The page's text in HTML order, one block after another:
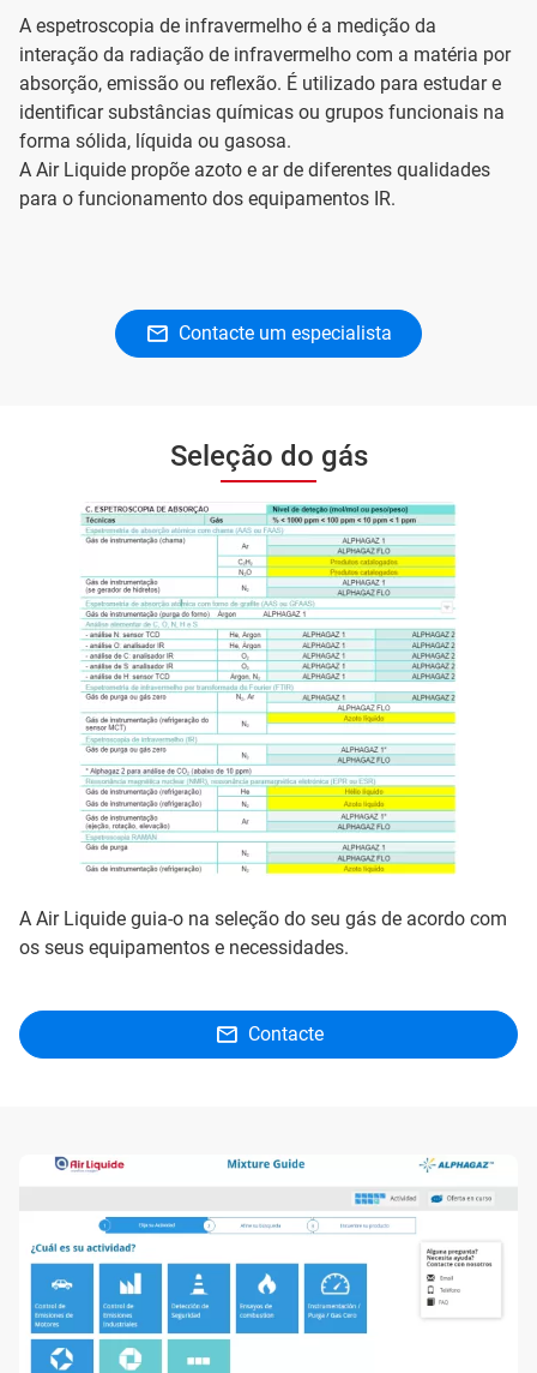
A espetroscopia de infravermelho é a medição da
interação da radiação de infravermelho com a matéria por
absorção, emissão ou reflexão. É utilizado para estudar e
identificar substâncias químicas ou grupos funcionais na
forma sólida, líquida ou gasosa.
A Air Liquide propõe azoto e ar de diferentes qualidades
para o funcionamento dos equipamentos IR.
Contacte um especialista
Seleção do gás
A Air Liquide guia-o na seleção do seu gás de acordo com
os seus equipamentos e necessidades.
Contacte